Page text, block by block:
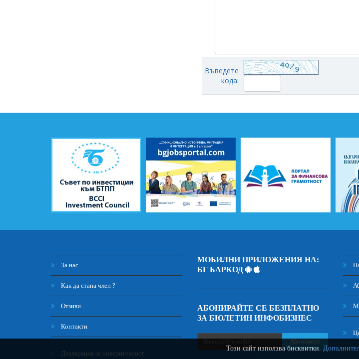
Този сайт използва бисквитки.
Въведете
кода:
За нас
Как да стана член ?
Отзиви
Контакти
Декларация за поверителност
МОБИЛНИ ПРИЛОЖЕНИЯ НА:
БГ БАРКОД
АБОНИРАЙТЕ СЕ БЕЗПЛАТНО
ЗА БЮЛЕТИН ИНФОБИЗНЕС
Абонамент